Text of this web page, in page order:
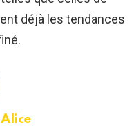
déjà les tendances
Alice